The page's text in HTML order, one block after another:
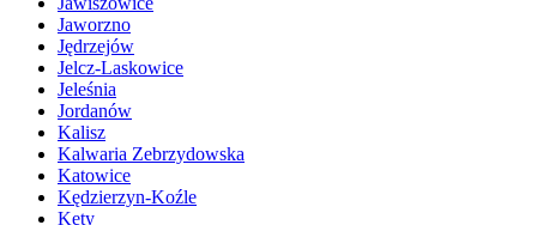
Jaworzno
Jędrzejów
Jelcz-Laskowice
Jeleśnia
Jordanów
Kalisz
Kalwaria Zebrzydowska
Katowice
Kędzierzyn-Koźle
Kęty